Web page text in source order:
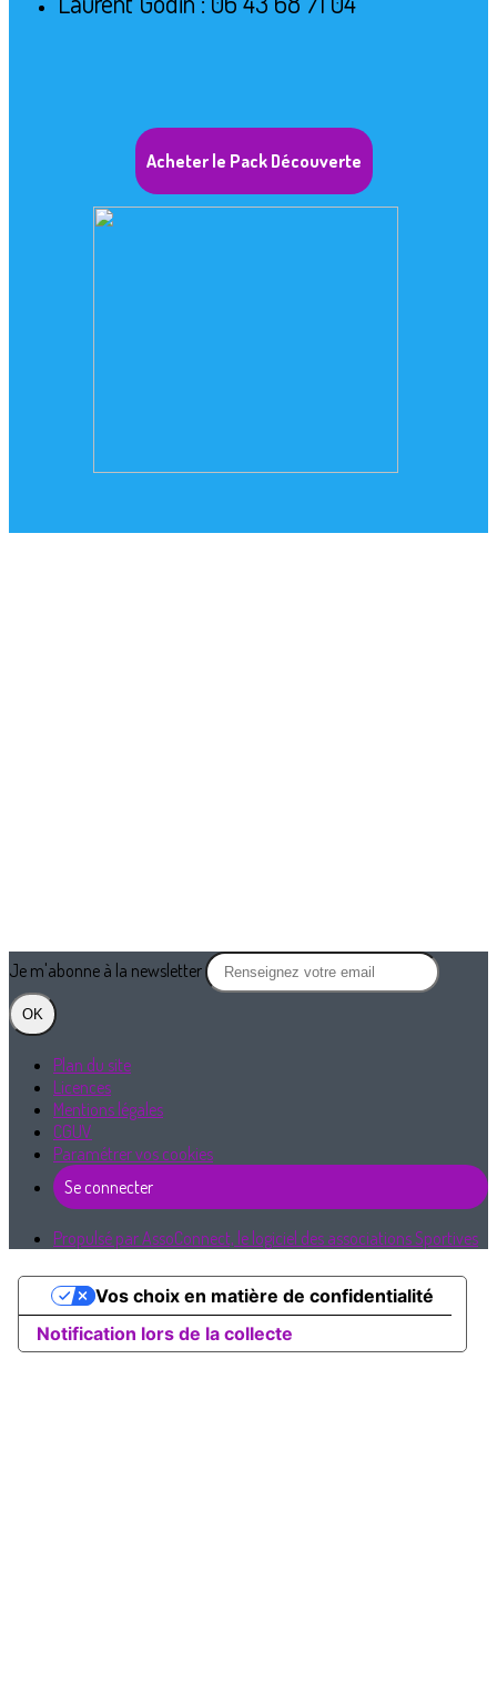
Acheter le Pack Découverte
Je m'abonne à la newsletter
OK
Plan du site
Licences
Mentions légales
CGUV
Paramétrer vos cookies
Se connecter
Propulsé par AssoConnect, le logiciel des associations Sportives
Notification lors de la collecte
Vos choix en matière de confidentialité